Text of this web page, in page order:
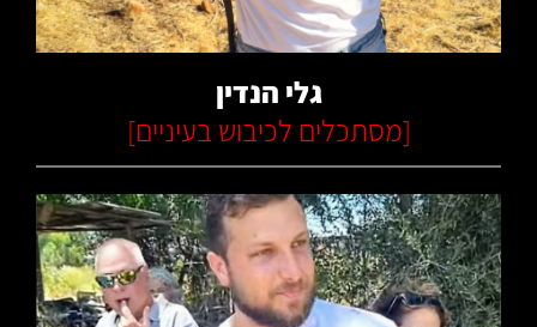
גלי הנדין
[מסתכלים לכיבוש בעיניים]